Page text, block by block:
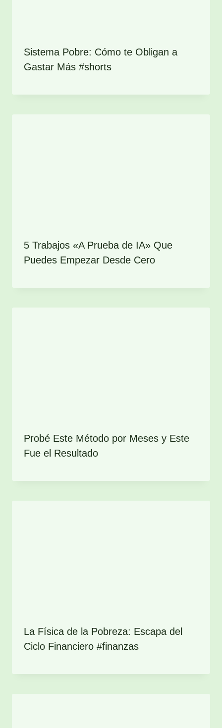
Sistema Pobre: Cómo te Obligan a
Gastar Más #shorts
5 Trabajos «A Prueba de IA» Que
Puedes Empezar Desde Cero
Probé Este Método por Meses y Este
Fue el Resultado
La Física de la Pobreza: Escapa del
Ciclo Financiero #finanzas